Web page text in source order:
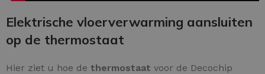
Elektrische vloerverwarming aansluiten
op de thermostaat
Hier ziet u hoe de thermostaat voor de Decochip